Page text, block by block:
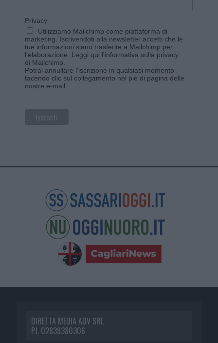
Privacy
Utilizziamo Mailchimp come piattaforma di
marketing. Iscrivendoti alla newsletter accetti che le
tue informazioni siano trasferite a Mailchimp per
l'elaborazione. Leggi qui l'informativa sulla privacy
di Mailchimp
Potrai annullare l'iscrizione in qualsiasi momento
facendo clic sul collegamento nel piè di pagina delle
nostre e-mail.
DIRETTA MEDIA ADV SRL
P.I. 02839380306